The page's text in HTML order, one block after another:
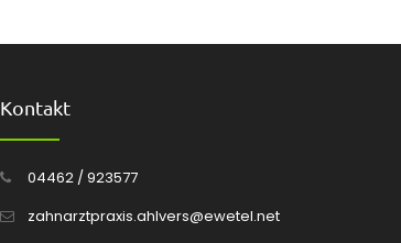
Kontakt
04462 / 923577
zahnarztpraxis.ahlvers@ewetel.net